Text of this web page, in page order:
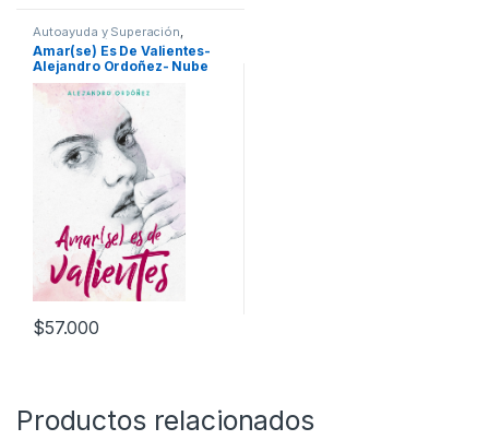
Autoayuda y Superación
Autobiografías y Biografías
Literatura y Ficción,Ocio y
Tiempo Libre,Temas Varios
Amar(se) Es De Valientes-
Alejandro Ordoñez- Nube
De Tinta
$57.000
Productos relacionados